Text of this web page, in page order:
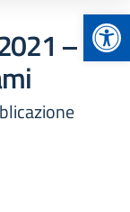
–